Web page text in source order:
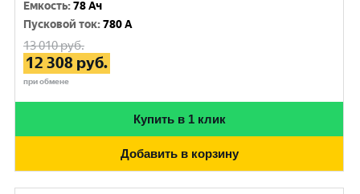
Емкость:78 Ач
Пусковой ток:780 A
13 010руб.
12 308 руб.
при обмене
Купить в 1 клик
Добавить в корзину